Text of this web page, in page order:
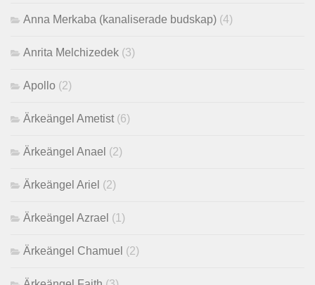
Anna Merkaba (kanaliserade budskap) (4)
Anrita Melchizedek (3)
Apollo (2)
Ärkeängel Ametist (6)
Ärkeängel Anael (2)
Ärkeängel Ariel (2)
Ärkeängel Azrael (1)
Ärkeängel Chamuel (2)